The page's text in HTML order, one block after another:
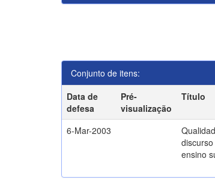
Conjunto de itens:
Data de
defesa
Pré-
visualização
Título
6-Mar-2003
ensino